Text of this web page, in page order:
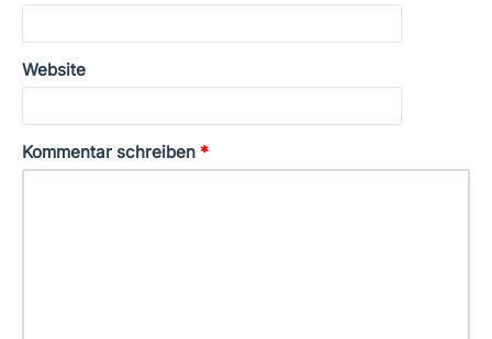
Website
Kommentar schreiben *